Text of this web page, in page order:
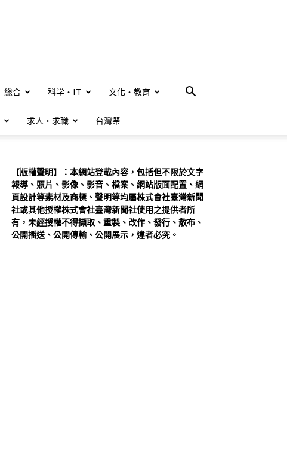
総合 科学・IT 文化・教育
求人・求職 台灣祭
【版權聲明】：本網站登載內容，包括但不限於文字
報導、照片、影像、影音、檔案、網站版面配置、網
頁設計等素材及商標、聲明等均屬株式會社臺灣新聞
社或其他授權株式會社臺灣新聞社使用之提供者所
有，未經授權不得擷取、重製、改作、發行、散布、
公開播送、公開傳輸、公開展示，違者必究。